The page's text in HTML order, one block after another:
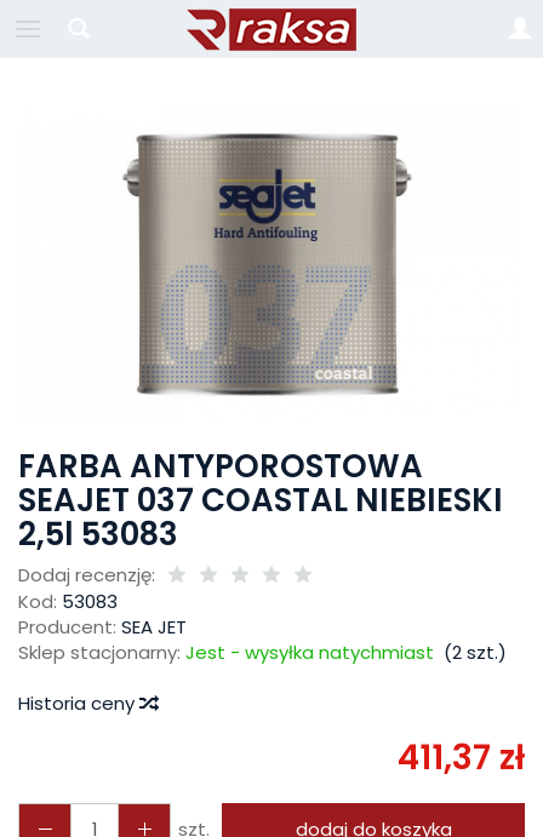
FARBA ANTYPOROSTOWA
SEAJET 037 COASTAL NIEBIESKI
2,5l 53083
Dodaj recenzję:
Kod: 53083
Producent: SEA JET
Sklep stacjonarny: Jest - wysyłka natychmiast (2szt.)
Historia ceny
411,37 zł
szt. dodaj do koszyka